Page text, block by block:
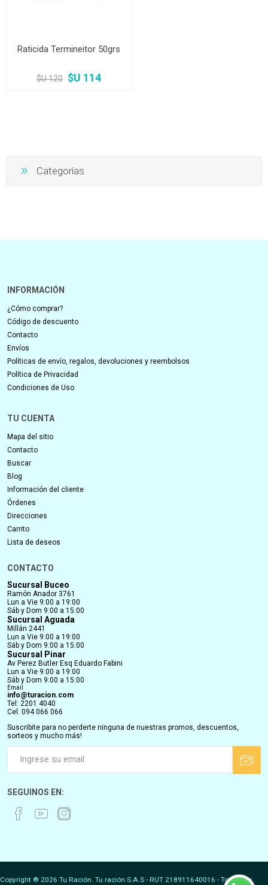
Raticida Termineitor 50grs
$U 120 $U 114
Categorías
INFORMACIÓN
¿Cómo comprar?
Código de descuento
Contacto
Envíos
Políticas de envío, regalos, devoluciones y reembolsos
Política de Privacidad
Condiciones de Uso
TU CUENTA
Mapa del sitio
Contacto
Buscar
Blog
Información del cliente
Órdenes
Direcciones
Carrito
Lista de deseos
CONTACTO
Sucursal Buceo
Ramón Anador 3761
Lun a Vie 9:00 a 19:00
Sáb y Dom 9:00 a 15:00
Sucursal Aguada
Millán 2441
Lun a Vie 9:00 a 19:00
Sáb y Dom 9:00 a 15:00
Sucursal Pinar
Av Perez Butler Esq Eduardo Fabini
Lun a Vie 9:00 a 19:00
Sáb y Dom 9:00 a 15:00
Email
info@turacion.com
Tel: 2201 4040
Cel: 094 066 066
Suscribite para no perderte ninguna de nuestras promos, descuentos,
sorteos y mucho más!
SEGUINOS EN:
Copyright ® 2026 Tu Ración. Tu ración S.A.S - RUT 218911640016 - Todos los